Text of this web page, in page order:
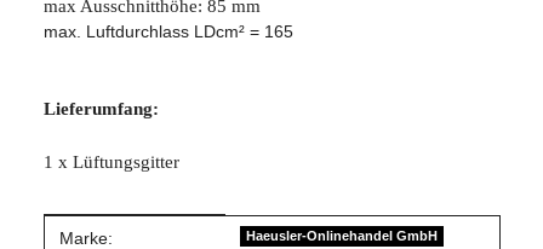
max Ausschnitthöhe: 85 mm
max. Luftdurchlass LDcm² = 165
Lieferumfang:
1 x Lüftungsgitter
Produkteigenschaft
Wert
Marke: Haeusler-Onlinehandel GmbH